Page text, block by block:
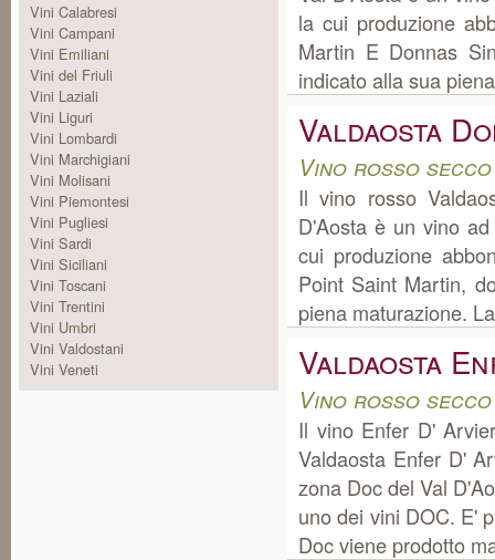
Vini Calabresi
Vini Campani
Vini Emiliani
Vini del Friuli
Vini Laziali
Vini Liguri
Vini Lombardi
Vini Marchigiani
Vini Molisani
Vini Piemontesi
Vini Pugliesi
Vini Sardi
Vini Siciliani
Vini Toscani
Vini Trentini
Vini Umbri
Vini Valdostani
Vini Veneti
la cui produzione
Martin E Donnas
indicato alla sua
Valdaosta
Vino rosso
Il vino rosso
D'Aosta è un vino
cui produzione
Point Saint Martin,
piena maturazione.
Valdaosta
Vino rosso
Il vino Enfer D'
Valdaosta Enfer D'
zona Doc del Val
uno dei vini DOC. E'
Doc viene prodotto